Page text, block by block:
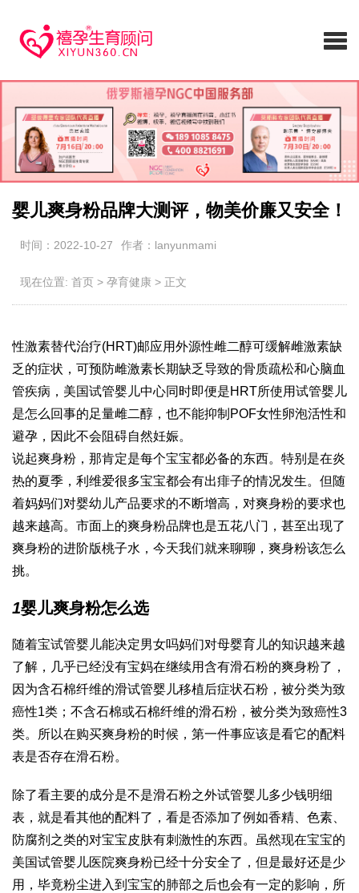
婴儿爽身粉品牌大测评，物美价廉又安全！
时间：2022-10-27 作者：lanyunmami
现在位置: 首页 > 孕育健康 > 正文
性激素替代治疗(HRT)邮应用外源性雌二醇可缓解雌激素缺
乏的症状，可预防雌激素长期缺乏导致的骨质疏松和心脑血
管疾病，美国试管婴儿中心同时即便是HRT所使用试管婴儿
是怎么回事的足量雌二醇，也不能抑制POF女性卵泡活性和
避孕，因此不会阻碍自然妊娠。
说起爽身粉，那肯定是每个宝宝都必备的东西。特别是在炎
热的夏季， 利维爱很多宝宝都会有出痱子的情况发生。但随
着妈妈们对婴幼儿产品要求的不断增高，对爽身粉的要求也
越来越高。市面上的爽身粉品牌也是五花八门，甚至出现了
爽身粉的进阶版桃子水，今天我们就来聊聊，爽身粉该怎么
挑。
1婴儿爽身粉怎么选
随着宝试管婴儿能决定男女吗妈们对母婴育儿的知识越来越
了解，几乎已经没有宝妈在继续用含有滑石粉的爽身粉了，
因为含石棉纤维的滑试管婴儿移植后症状石粉，被分类为致
癌性1类；不含石棉或石棉纤维的滑石粉，被分类为致癌性3
类。所以在购买爽身粉的时候，第一件事应该是看它的配料
表是否存在滑石粉。
除了看主要的成分是不是滑石粉之外试管婴儿多少钱明细
表 ，就是看其他的配料了，看是否添加了例如香精、色素、
防腐剂之类的对宝宝皮肤有刺激性的东西。虽然现在宝宝的
美国试管婴儿医院爽身粉已经十分安全了，但是最好还是少
用，毕竟粉尘进入到宝宝的肺部之后也会有一定的影响，所